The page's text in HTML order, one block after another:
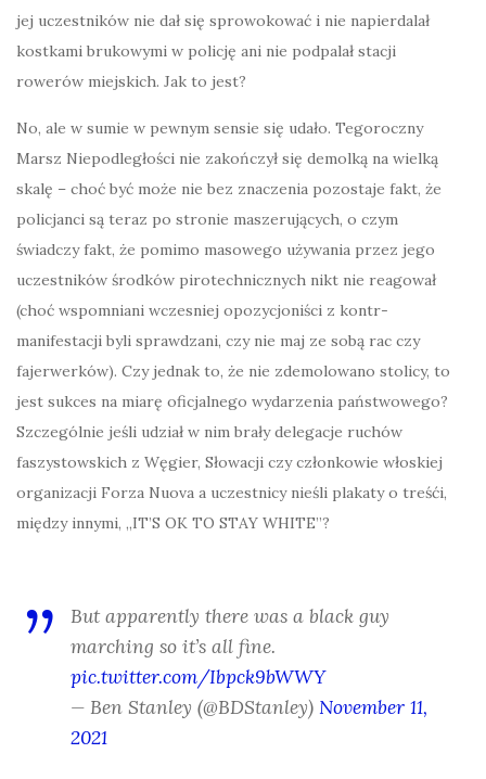
jej uczestników nie dał się sprowokować i nie napierdalał
kostkami brukowymi w policję ani nie podpalał stacji
rowerów miejskich. Jak to jest?
No, ale w sumie w pewnym sensie się udało. Tegoroczny
Marsz Niepodległości nie zakończył się demolką na wielką
skalę – choć być może nie bez znaczenia pozostaje fakt, że
policjanci są teraz po stronie maszerujących, o czym
świadczy fakt, że pomimo masowego używania przez jego
uczestników środków pirotechnicznych nikt nie reagował
(choć wspomniani wczesniej opozycjoniści z kontr-
manifestacji byli sprawdzani, czy nie maj ze sobą rac czy
fajerwerków). Czy jednak to, że nie zdemolowano stolicy, to
jest sukces na miarę oficjalnego wydarzenia państwowego?
Szczególnie jeśli udział w nim brały delegacje ruchów
faszystowskich z Węgier, Słowacji czy członkowie włoskiej
organizacji Forza Nuova a uczestnicy nieśli plakaty o treśći,
między innymi, „IT’S OK TO STAY WHITE”?
But apparently there was a black guy
marching so it’s all fine.
pic.twitter.com/Ibpck9bWWY
— Ben Stanley (@BDStanley) November 11,
2021